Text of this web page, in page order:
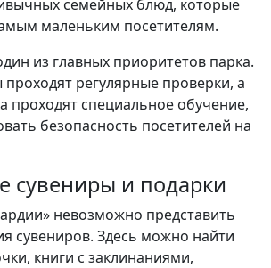
семейных блюд, которые
маленьким посетителям.
из главных приоритетов парка.
проходят регулярные проверки, а
проходят специальное обучение,
безопасность посетителей на
сувениры и подарки
невозможно представить
сувениров. Здесь можно найти
книги с заклинаниями,